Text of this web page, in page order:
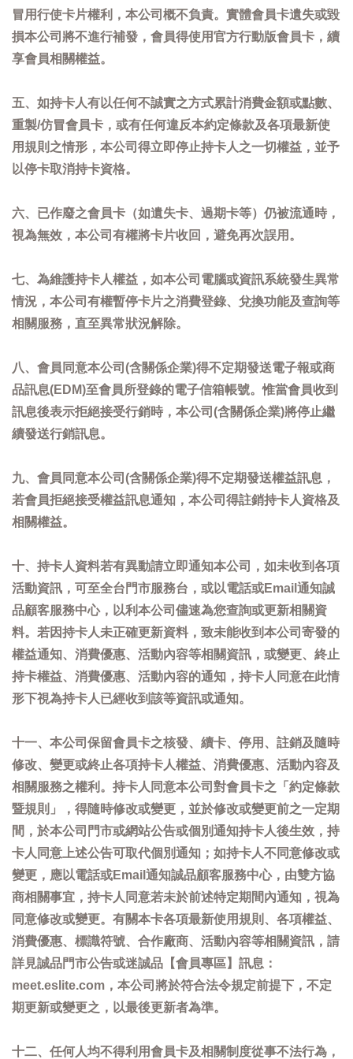
冒用行使卡片權利，本公司概不負責。實體會員卡遺失或毀
損本公司將不進行補發，會員得使用官方行動版會員卡，續
享會員相關權益。
五、如持卡人有以任何不誠實之方式累計消費金額或點數、
重製/仿冒會員卡，或有任何違反本約定條款及各項最新使
用規則之情形，本公司得立即停止持卡人之一切權益，並予
以停卡取消持卡資格。
六、已作廢之會員卡（如遺失卡、過期卡等）仍被流通時，
視為無效，本公司有權將卡片收回，避免再次誤用。
七、為維護持卡人權益，如本公司電腦或資訊系統發生異常
情況，本公司有權暫停卡片之消費登錄、兌換功能及查詢等
相關服務，直至異常狀況解除。
八、會員同意本公司(含關係企業)得不定期發送電子報或商
品訊息(EDM)至會員所登錄的電子信箱帳號。惟當會員收到
訊息後表示拒絕接受行銷時，本公司(含關係企業)將停止繼
續發送行銷訊息。
九、會員同意本公司(含關係企業)得不定期發送權益訊息，
若會員拒絕接受權益訊息通知，本公司得註銷持卡人資格及
相關權益。
十、持卡人資料若有異動請立即通知本公司，如未收到各項
活動資訊，可至全台門市服務台，或以電話或Email通知誠
品顧客服務中心，以利本公司儘速為您查詢或更新相關資
料。若因持卡人未正確更新資料，致未能收到本公司寄發的
權益通知、消費優惠、活動內容等相關資訊，或變更、終止
持卡權益、消費優惠、活動內容的通知，持卡人同意在此情
形下視為持卡人已經收到該等資訊或通知。
十一、本公司保留會員卡之核發、續卡、停用、註銷及隨時
修改、變更或終止各項持卡人權益、消費優惠、活動內容及
相關服務之權利。持卡人同意本公司對會員卡之「約定條款
暨規則」，得隨時修改或變更，並於修改或變更前之一定期
間，於本公司門市或網站公告或個別通知持卡人後生效，持
卡人同意上述公告可取代個別通知；如持卡人不同意修改或
變更，應以電話或Email通知誠品顧客服務中心，由雙方協
商相關事宜，持卡人同意若未於前述特定期間內通知，視為
同意修改或變更。有關本卡各項最新使用規則、各項權益、
消費優惠、標識符號、合作廠商、活動內容等相關資訊，請
詳見誠品門市公告或迷誠品【會員專區】訊息：
meet.eslite.com，本公司將於符合法令規定前提下，不定
期更新或變更之，以最後更新者為準。
十二、任何人均不得利用會員卡及相關制度從事不法行為，